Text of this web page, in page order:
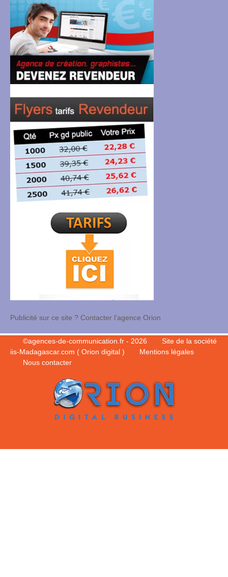
Publicité sur ce site ? Contacter l'agence Orion
©agences-de-communication.fr - 2026
Site de la société
iis-Madagascar.com ( Orion digital )
Mentions légales
Nous contacter